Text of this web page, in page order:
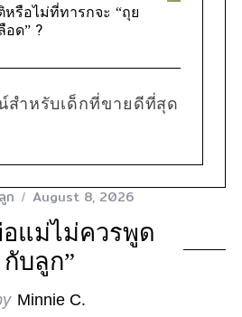
หรือไม่ที่ทารกจะ “ถุย
อด” ?
สำหรับเด็กที่ขายดีที่สุด
ก August 8, 2026
แม่ไม่ควรพูด
กับลูก”
Minnie C.